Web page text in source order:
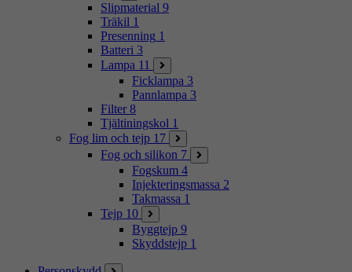
Slipmaterial 9
Träkil 1
Presenning 1
Batteri 3
Lampa 11
Ficklampa 3
Pannlampa 3
Filter 8
Tjältiningskol 1
Fog lim och tejp 17
Fog och silikon 7
Fogskum 4
Injekteringsmassa 2
Takmassa 1
Tejp 10
Byggtejp 9
Skyddstejp 1